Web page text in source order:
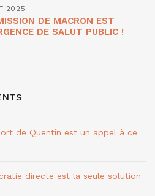
2025
DE MACRON EST
DE SALUT PUBLIC !
de Quentin est un appel à ce
directe est la seule solution